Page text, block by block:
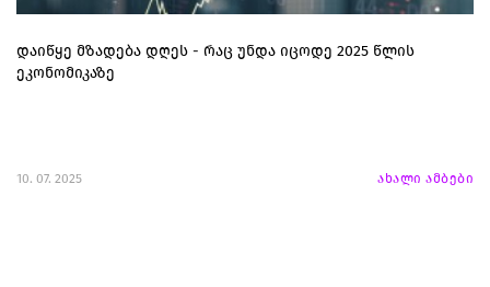
დაიწყე მზადება დღეს - რაც უნდა იცოდე 2025 წლის
ეკონომიკაზე
10. 07. 2025 ახალი ამბები